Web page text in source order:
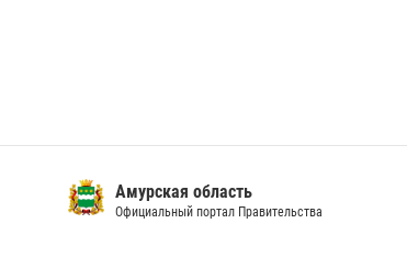
Амурская область
Официальный портал Правительства